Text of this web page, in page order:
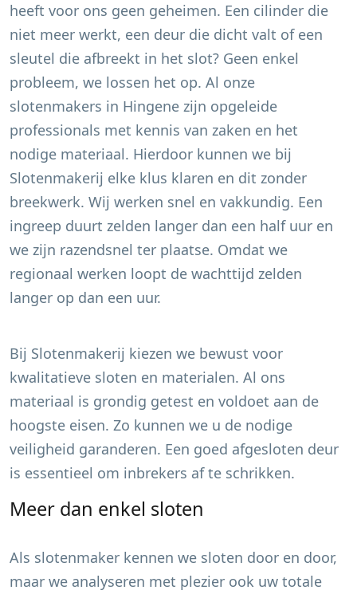
heeft voor ons geen geheimen. Een cilinder die
niet meer werkt, een deur die dicht valt of een
sleutel die afbreekt in het slot? Geen enkel
probleem, we lossen het op. Al onze
slotenmakers in Hingene zijn opgeleide
professionals met kennis van zaken en het
nodige materiaal. Hierdoor kunnen we bij
Slotenmakerij elke klus klaren en dit zonder
breekwerk. Wij werken snel en vakkundig. Een
ingreep duurt zelden langer dan een half uur en
we zijn razendsnel ter plaatse. Omdat we
regionaal werken loopt de wachttijd zelden
langer op dan een uur.
Bij Slotenmakerij kiezen we bewust voor
kwalitatieve sloten en materialen. Al ons
materiaal is grondig getest en voldoet aan de
hoogste eisen. Zo kunnen we u de nodige
veiligheid garanderen. Een goed afgesloten deur
is essentieel om inbrekers af te schrikken.
Meer dan enkel sloten
Als slotenmaker kennen we sloten door en door,
maar we analyseren met plezier ook uw totale